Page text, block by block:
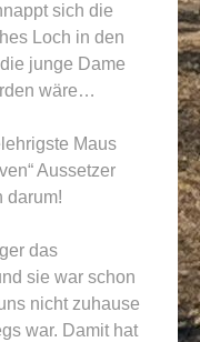
sich die
Loch in den
junge Dame
wäre…
Maus
Aussetzer
darum!
das
sie war schon
nicht zuhause
war. Damit hat